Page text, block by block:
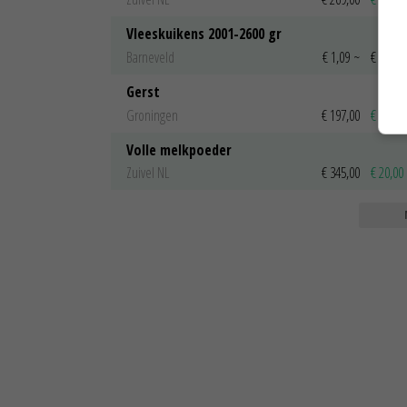
Vleeskuikens 2001-2600 gr
Barneveld
€ 1,09 ~ € 1,11
Gerst
Groningen
€ 197,00 € 2,00
Volle melkpoeder
Zuivel NL
€ 345,00 € 20,00